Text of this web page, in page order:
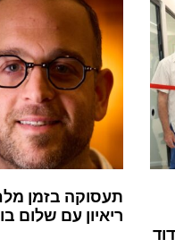
תעסוקה בזמן
ריאיון עם שלום